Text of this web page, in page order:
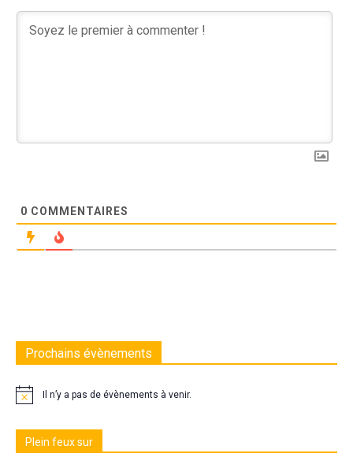
0 COMMENTAIRES
Prochains évènements
Il n’y a pas de évènements à venir.
Plein feux sur